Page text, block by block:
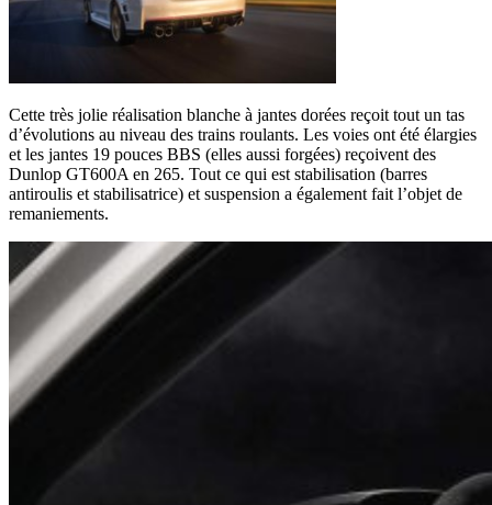
Cette très jolie réalisation blanche à jantes dorées reçoit tout un tas
d’évolutions au niveau des trains roulants. Les voies ont été élargies
et les jantes 19 pouces BBS (elles aussi forgées) reçoivent des
Dunlop GT600A en 265. Tout ce qui est stabilisation (barres
antiroulis et stabilisatrice) et suspension a également fait l’objet de
remaniements.